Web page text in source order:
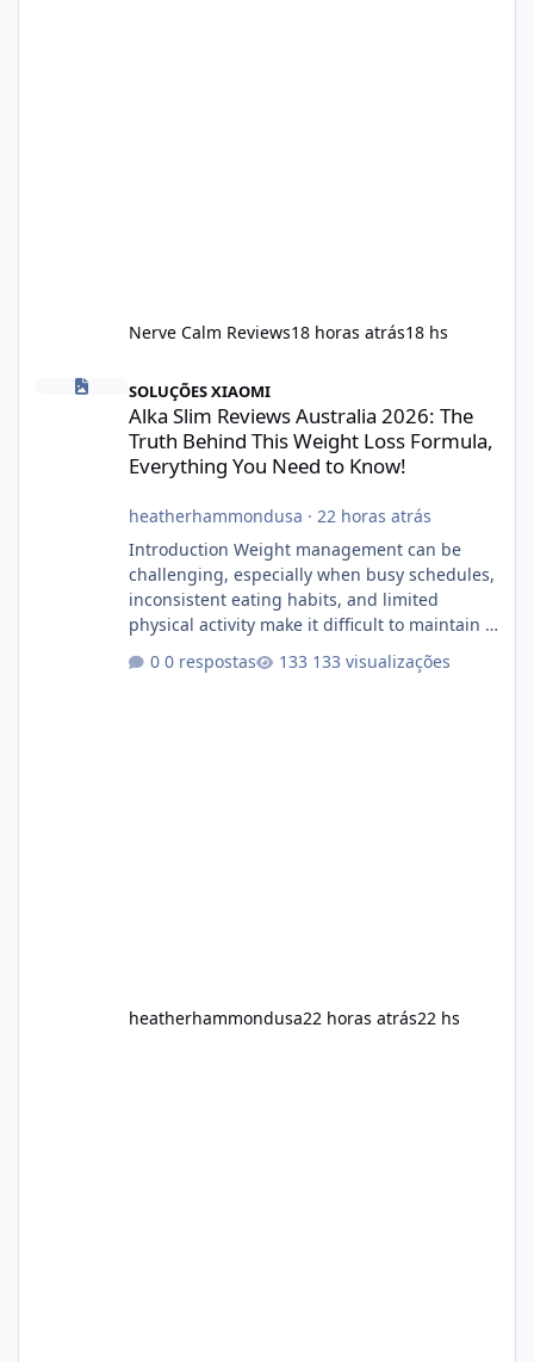
Nerve Calm Reviews18 horas atrás18 hs
SOLUÇÕES XIAOMI
Alka Slim Reviews Australia 2026: The
Truth Behind This Weight Loss Formula,
Everything You Need to Know!
heatherhammondusa · 22 horas atrás
Introduction Weight management can be
challenging, especially when busy schedules,
inconsistent eating habits, and limited
physical activity make it difficult to maintain a
for dietary supplements that may
0 respostas 133 visualizações
heatherhammondusa22 horas atrás22 hs